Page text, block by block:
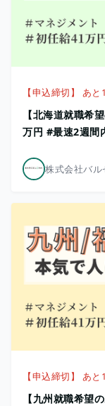
【申込締切】 あと
【北海道就職希
万円 #最速2週間
株式会社バル
【申込締切】 あと
【九州就職希望